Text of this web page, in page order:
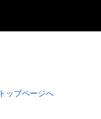
トップページへ